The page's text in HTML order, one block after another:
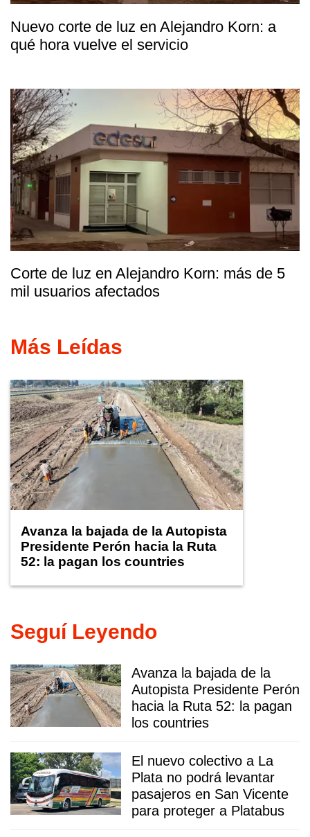
Nuevo corte de luz en Alejandro Korn: a
qué hora vuelve el servicio
Corte de luz en Alejandro Korn: más de 5
mil usuarios afectados
Más Leídas
Avanza la bajada de la Autopista
Presidente Perón hacia la Ruta
52: la pagan los countries
Seguí Leyendo
Avanza la bajada de la
Autopista Presidente Perón
hacia la Ruta 52: la pagan
los countries
El nuevo colectivo a La
Plata no podrá levantar
pasajeros en San Vicente
para proteger a Platabus